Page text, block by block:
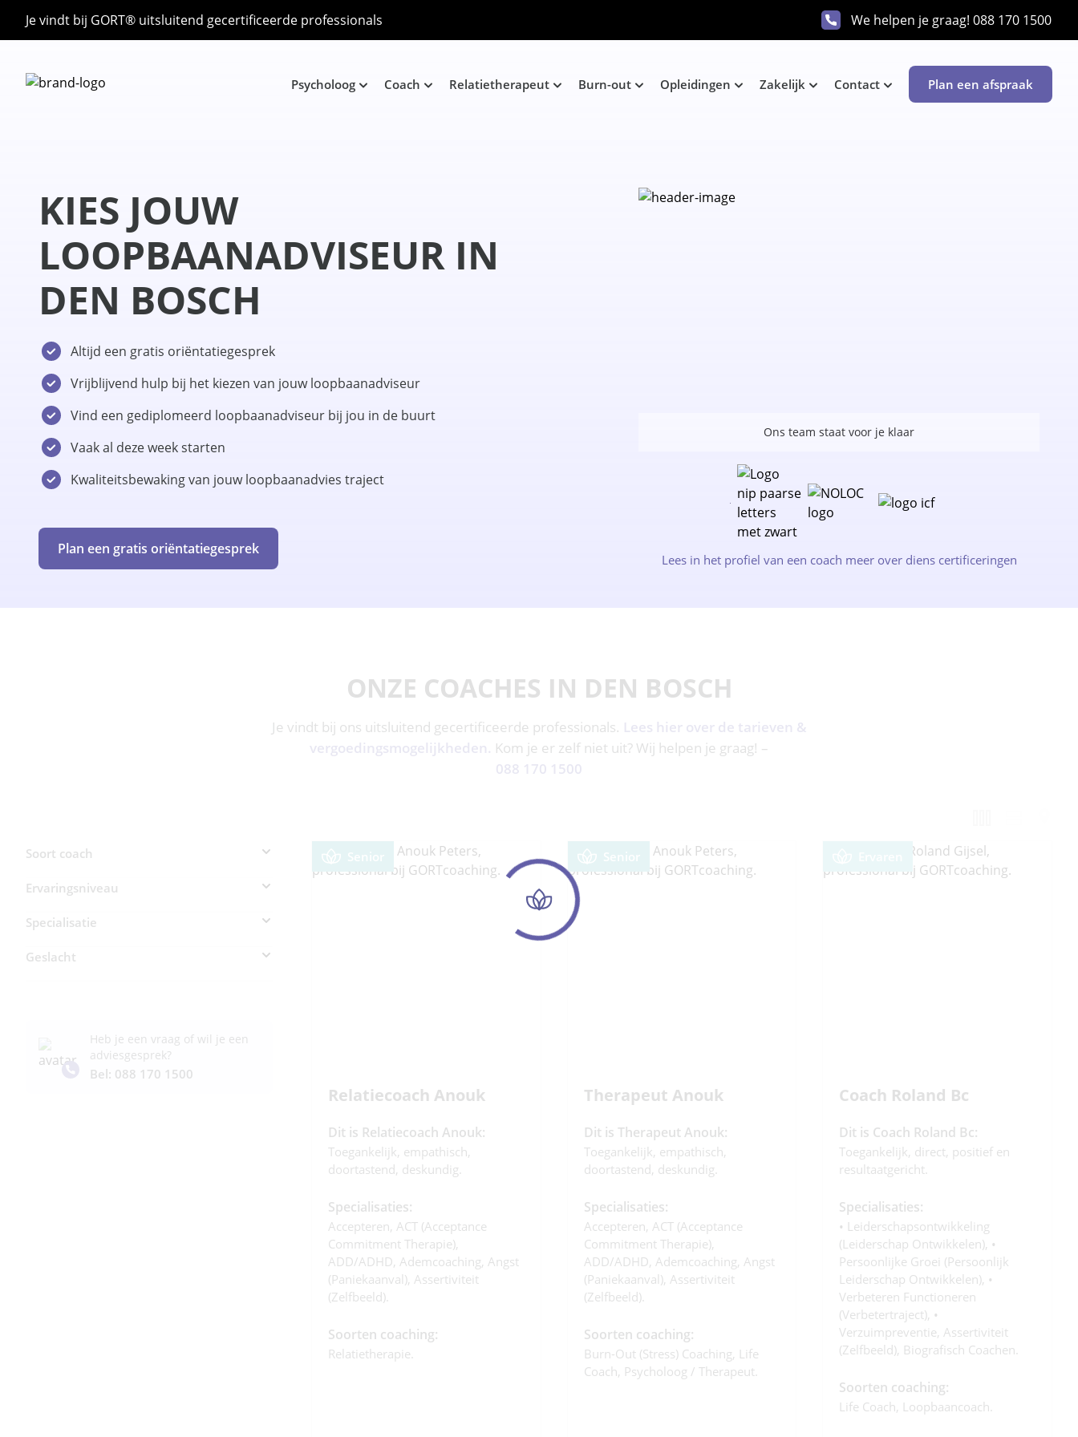
Je vindt bij GORT® uitsluitend gecertificeerde professionals We helpen je graag! 088 170 1500
Psycholoog Coach Relatietherapeut Burn-out Opleidingen Zakelijk Contact Plan een afspraak
KIES JOUW
LOOPBAANADVISEUR IN
DEN BOSCH
Altijd een gratis oriëntatiegesprek
Vrijblijvend hulp bij het kiezen van jouw loopbaanadviseur
Vind een gediplomeerd loopbaanadviseur bij jou in de buurt
Vaak al deze week starten
Kwaliteitsbewaking van jouw loopbaanadvies traject
Plan een gratis oriëntatiegesprek
Ons team staat voor je klaar
Lees in het profiel van een coach meer over diens certificeringen
ONZE COACHES IN DEN BOSCH
Je vindt bij ons uitsluitend gecertificeerde professionals. Lees hier over de tarieven &
vergoedingsmogelijkheden. Kom je er zelf niet uit? Wij helpen je graag! –
088 170 1500
Soort coach
Ervaringsniveau
Specialisatie
Geslacht
Heb je een vraag of wil je een
adviesgesprek?
Bel: 088 170 1500
Senior
Relatiecoach Anouk
Dit is Relatiecoach Anouk:
Toegankelijk, empathisch,
doortastend, deskundig.
Specialisaties:
Accepteren, ACT (Acceptance
Commitment Therapie),
ADD/ADHD, Ademcoaching, Angst
(paniekaanval), Assertiviteit
(zelfbeeld).
Soorten coaching:
Relatietherapie.
Senior
Therapeut Anouk
Dit is Therapeut Anouk:
Toegankelijk, empathisch,
doortastend, deskundig.
Specialisaties:
Accepteren, ACT (Acceptance
Commitment Therapie),
ADD/ADHD, Ademcoaching, Angst
(paniekaanval), Assertiviteit
(zelfbeeld).
Soorten coaching:
Burn-Out (stress) Coaching, Life
Coach, Psycholoog / Therapeut.
Coach Roland Bc
Dit is Coach Roland Bc:
Toegankelijk, direct, positief en
resultaatgericht.
Specialisaties:
• Leiderschapsontwikkeling
(leiderschap Ontwikkelen), •
Persoonlijke Groei (persoonlijk
Leiderschap Ontwikkelen), •
Verbeteren Functioneren
(verbetertraject), •
Verzuimpreventie, Assertiviteit
(zelfbeeld), Biografisch Coachen.
Soorten coaching:
Life Coach, Loopbaancoach.